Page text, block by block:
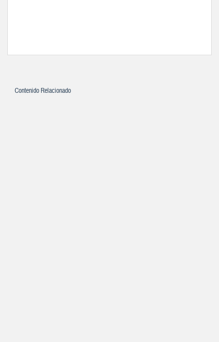
Contenido Relacionado